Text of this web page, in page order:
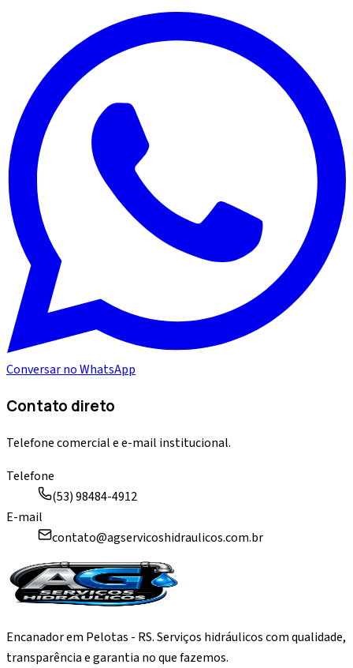
Conversar no WhatsApp
Contato direto
Telefone comercial e e-mail institucional.
Telefone
(53) 98484-4912
E-mail
contato@agservicoshidraulicos.com.br
Encanador em Pelotas - RS. Serviços hidráulicos com qualidade,
transparência e garantia no que fazemos.